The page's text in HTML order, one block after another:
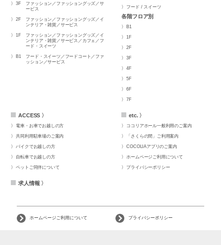
3F
ファッション／ファッショングッズ／サ
ービス
2F
ファッション／ファッショングッズ／イ
ンテリア・雑貨／サービス
1F
ファッション／ファッショングッズ／イ
ンテリア・雑貨／サービス／カフェ／フ
ード・スイーツ
B1
フード・スイーツ／フードコート／ファ
ッション／サービス
フード / スイーツ
各階フロア別
B1
1F
2F
3F
4F
5F
6F
7F
ACCESS 〉
電車・お車でお越しの方
共同利用駐車場のご案内
バイクでお越しの方
自転車でお越しの方
ペットご同伴について
etc. 〉
ココリアホール一般利用のご案内
「さくらの間」ご利用案内
COCOLIAアプリのご案内
ホームページご利用について
プライバシーポリシー
求人情報 〉
ホームページご利用について プライバシーポリシー